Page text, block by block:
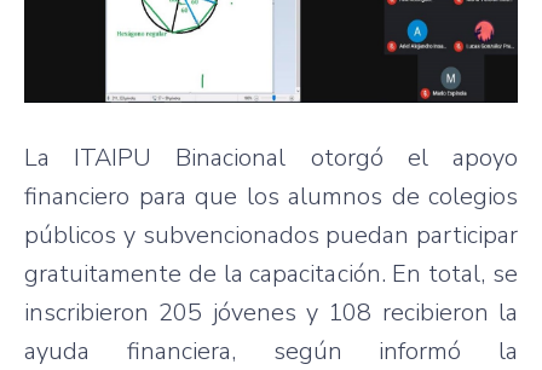
La ITAIPU Binacional otorgó el apoyo
financiero para que los alumnos de colegios
públicos y subvencionados puedan participar
gratuitamente de la capacitación. En total, se
inscribieron 205 jóvenes y 108 recibieron la
ayuda financiera, según informó la